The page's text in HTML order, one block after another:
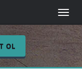
Toggle
OL